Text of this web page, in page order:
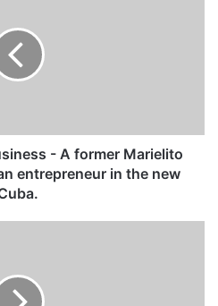
- A former Marielito
entrepreneur in the new